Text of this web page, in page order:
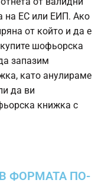
на ЕС или ЕИП. Ако
от който и да е
шофьорска
запазим
като анулираме
да ви
книжка с
ФОРМАТА ПО-